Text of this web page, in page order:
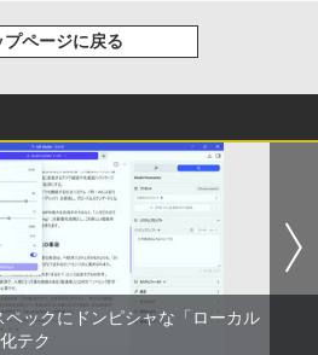
子書籍】[ 福田直叶 ]
された転生王子、『自動製作』スキ
領地を爆速で開拓し最強の村を作っ
まう〜最強クラフトスキルで始め
Soundcore Liberty 5 アプリコットピ
年アップグレード版】AOKIMI ワイヤ
ヤホン bluetooth イヤホン V12 小型
Road (Stadium ver.)
Road (Stadium ver.)
の天然水 バナジウム含有 水 ミネラル
ター ペットボトル 静岡県産 500ミリリ
炭酸水 ラベルレス 500ml ×24本
水 ペットボトル 500ミリリットル (Sm
天然水ラベルレス 2L×9本
)
モノクロ版 115 (ジャンプコミッ
モノクロ版 39 (ジャンプ
クスDIGITAL)
プページに戻る
ペックにドンピシャな「ローカル
テク